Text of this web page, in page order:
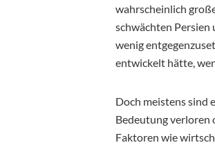
wahrscheinlich
schwächten Persien
wenig
entwickelt hätte,
Doch meistens sind
Bedeutung verloren
Faktoren wie